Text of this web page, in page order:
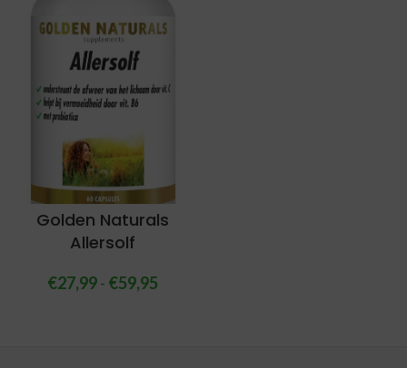
Golden Naturals
Allersolf
€27,99- €59,95